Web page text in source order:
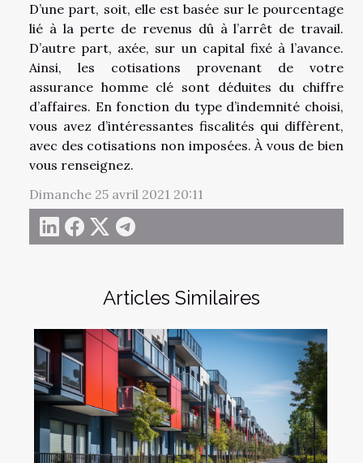
Articles Similaires
D’une part, soit, elle est basée sur le pourcentage
lié à la perte de revenus dû à l’arrêt de travail.
D’autre part, axée, sur un capital fixé à l’avance.
Ainsi, les cotisations provenant de votre
assurance homme clé sont déduites du chiffre
d’affaires. En fonction du type d’indemnité choisi,
vous avez d’intéressantes fiscalités qui diffèrent,
avec des cotisations non imposées. À vous de bien
vous renseignez.
Dimanche 25 avril 2021 20:11